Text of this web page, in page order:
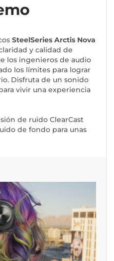
SteelSeries Arctis Nova
y calidad de
los ingenieros de audio
los límites para lograr
Disfruta de un sonido
vivir una experiencia
de ruido ClearCast
de fondo para unas